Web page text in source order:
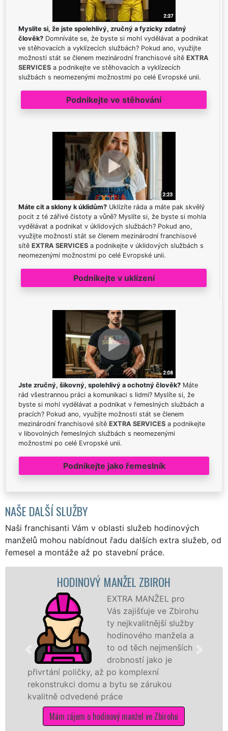
Myslíte si, že jste spolehlivý, zručný a fyzicky zdatný
člověk? Domníváte se, že byste si mohl vydělávat a podnikat
ve stěhovacích a vyklízecích službách? Pokud ano, využijte
možnosti stát se členem mezinárodní franchisové sítě EXTRA
SERVICES a podnikejte ve stěhovacích a vyklízecích
službách s neomezenými možnostmi po celé Evropské unii.
Podnikejte ve stěhování
Máte cit a sklony k úklidům? Uklízíte ráda a máte pak skvělý
pocit z té zářivé čistoty a vůně? Myslíte si, že byste si mohla
vydělávat a podnikat v úklidových službách? Pokud ano,
využijte možnosti stát se členem mezinárodní franchisové
sítě EXTRA SERVICES a podnikejte v úklidových službách s
neomezenými možnostmi po celé Evropské unii.
Podnikejte v uklízení
Jste zručný, šikovný, spolehlivý a ochotný člověk? Máte
rád všestrannou práci a komunikaci s lidmi? Myslíte si, že
byste si mohl vydělávat a podnikat v řemeslných službách a
pracích? Pokud ano, využijte možnosti stát se členem
mezinárodní franchisové sítě EXTRA SERVICES a podnikejte
v libovolných řemeslných službách s neomezenými
možnostmi po celé Evropské unii.
Podnikejte jako řemeslník
NAŠE DALŠÍ SLUŽBY
Naši franchisanti Vám v oblasti služeb hodinových
manželů mohou nabídnout řadu dalších extra služeb, od
řemesel a montáže až po stavební práce.
HODINOVÝ MANŽEL ZBIROH
EXTRA MANŽEL pro
Vás zajišťuje ve Zbirohu
ty nejkvalitnější služby
hodinového manžela a
to od těch nejmenších
drobností jako je
přivrtání poličky, až po komplexní
rekonstrukci domu a bytu se zárukou
kvalitně odvedené práce
Mám zájem o hodinový manžel ve Zbirohu